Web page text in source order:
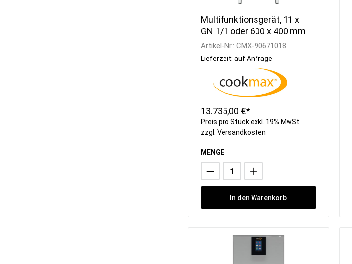
Multifunktionsgerät, 11 x
GN 1/1 oder 600 x 400 mm
Artikel-Nr.: CMX-90671018
Lieferzeit: auf Anfrage
13.735,00 €*
Preis pro Stück exkl. 19% MwSt.
zzgl. Versandkosten
MENGE
In den Warenkorb